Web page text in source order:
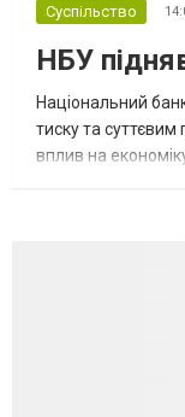
Суспільство
НБУ
Національний
тиску та
вплив на